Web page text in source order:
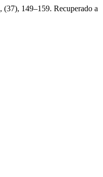
, (37), 149–159. Recuperado a